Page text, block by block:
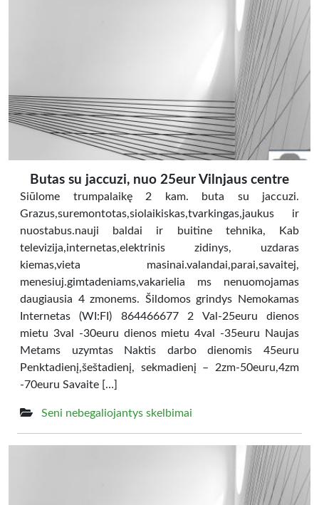
Butas su jaccuzi, nuo 25eur Vilnjaus centre
Siūlome trumpalaikę 2 kam. buta su jaccuzi.
Grazus,suremontotas,siolaikiskas,tvarkingas,jaukus ir
nuostabus.nauji baldai ir buitine tehnika, Kab
televizija,internetas,elektrinis zidinys, uzdaras
kiemas,vieta masinai.valandai,parai,savaitej,
menesiuj.gimtadeniams,vakarielia ms nenuomojamas
daugiausia 4 zmonems. Šildomos grindys Nemokamas
Internetas (WI:FI) 864466677 2 Val-25euru dienos
mietu 3val -30euru dienos mietu 4val -35euru Naujas
Metams uzymtas Naktis darbo dienomis 45euru
Penktadienį,šeštadienį, sekmadienį – 2zm-50euru,4zm
-70euru Savaite […]
Seni nebegaliojantys skelbimai